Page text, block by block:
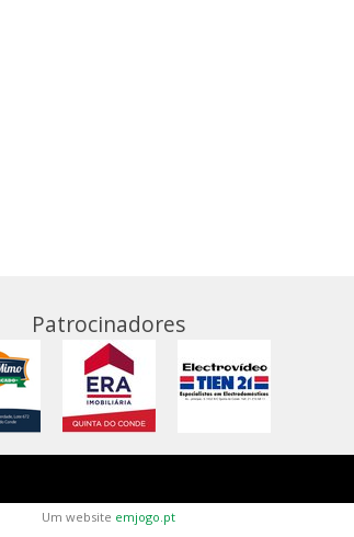
Patrocinadores
Um website emjogo.pt